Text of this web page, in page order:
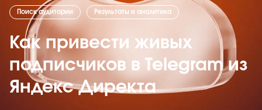
Поиск аудитории Результаты и аналитика
Как привести живых
подписчиков в Telegram из
Яндекс Директа